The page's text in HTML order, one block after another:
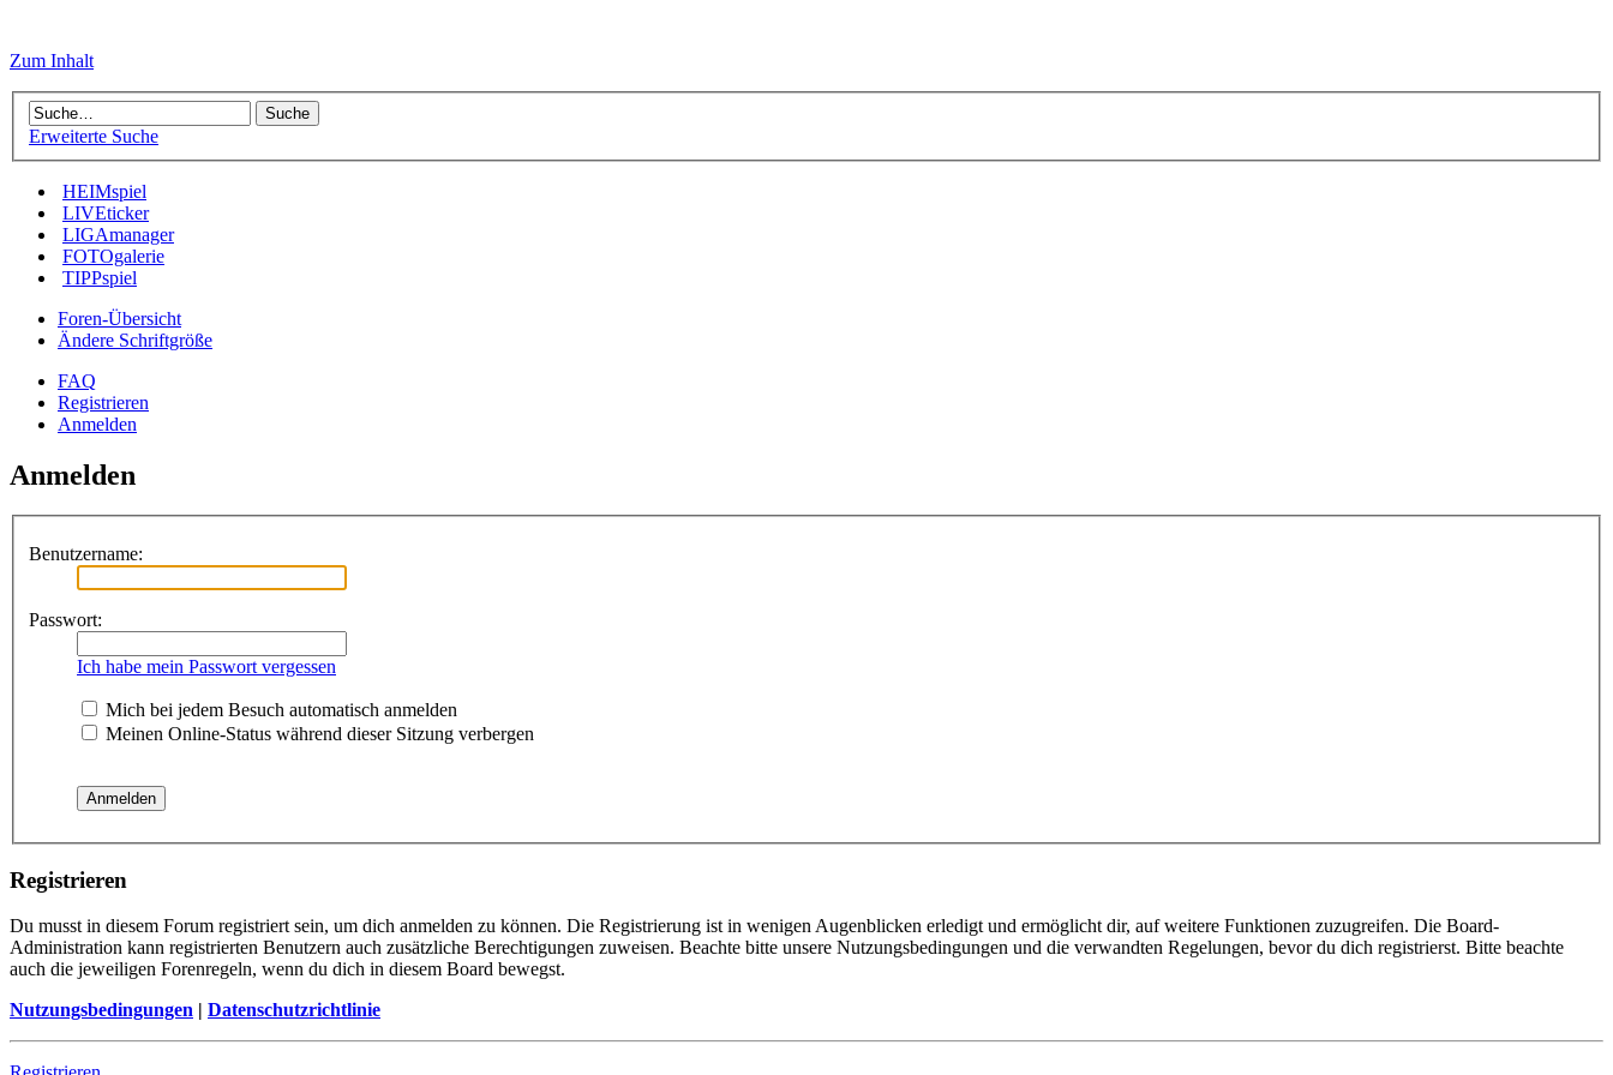
Zum Inhalt
Erweiterte Suche
HEIMspiel
LIVEticker
LIGAmanager
FOTOgalerie
TIPPspiel
Foren-Übersicht
Ändere Schriftgröße
FAQ
Registrieren
Anmelden
Anmelden
Benutzername:
Passwort:
Ich habe mein Passwort vergessen
Mich bei jedem Besuch automatisch anmelden
Meinen Online-Status während dieser Sitzung verbergen
Registrieren
Du musst in diesem Forum registriert sein, um dich anmelden zu können. Die Registrierung ist in wenigen Augenblicken erledigt und ermöglicht dir, auf weitere Funktionen zuzugreifen. Die Board-
Administration kann registrierten Benutzern auch zusätzliche Berechtigungen zuweisen. Beachte bitte unsere Nutzungsbedingungen und die verwandten Regelungen, bevor du dich registrierst. Bitte beachte
auch die jeweiligen Forenregeln, wenn du dich in diesem Board bewegst.
Nutzungsbedingungen | Datenschutzrichtlinie